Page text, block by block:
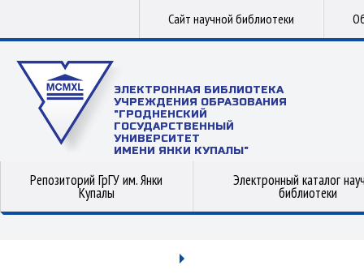
Сайт научной библиотеки
ЭЛЕКТРОННАЯ БИБЛИОТЕКА
УЧРЕЖДЕНИЯ ОБРАЗОВАНИЯ
"ГРОДНЕНСКИЙ
ГОСУДАРСТВЕННЫЙ
УНИВЕРСИТЕТ
ИМЕНИ ЯНКИ КУПАЛЫ"
Репозиторий ГрГУ им. Янки
Купалы
Электронный каталог
библиотеки